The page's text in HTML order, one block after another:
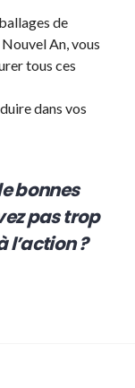
de
An, vous
tous ces
dans vos
bonnes
pas trop
?
devenir un